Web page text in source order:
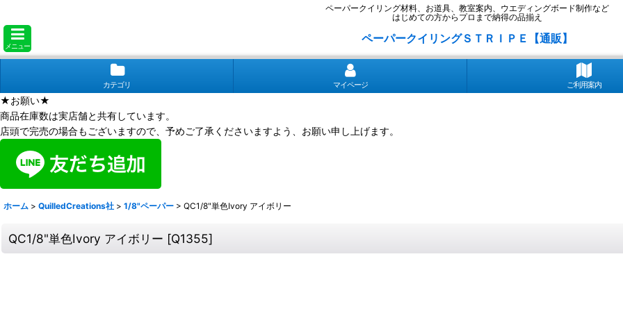
ペーパークイリング材料、お道具、教室案内、ウエディングボード制作など
はじめての方からプロまで納得の品揃え
メニュー
ペーパークイリングＳＴＲＩＰＥ【通販】
カテゴリ マイページ ご利用案内
★お願い★
商品在庫数は実店舗と共有しています。
店頭で完売の場合もございますので、予めご了承くださいますよう、お願い申し上げます。
ホーム > QuilledCreations社 > 1/8"ペーパー > QC1/8"単色Ivory アイボリー
QC1/8"単色Ivory アイボリー [Q1355]